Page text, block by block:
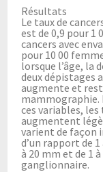
Résultats
Le taux de
est de 0,9 pour 1
cancers avec
pour 10 00
lorsque l’âge, la
deux dépistages
augmente et
mammographie.
ces variables, les
augmentent
varient de façon
d’un rapport de
à 20 mm et de 1
ganglionnaire.